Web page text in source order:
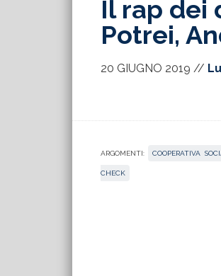
Il rap dei
Potrei,
20 GIUGNO 2019 //
ARGOMENTI: COOPERATIVA
CHECK